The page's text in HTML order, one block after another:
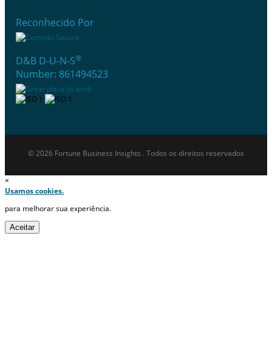
Reconhecido Por
D&B D-U-N-S®
Number: 861494523
© 2026 Fortune Business Insights . Todos os direitos reservados
×
Usamos cookies.
para melhorar sua experiência.
Aceitar